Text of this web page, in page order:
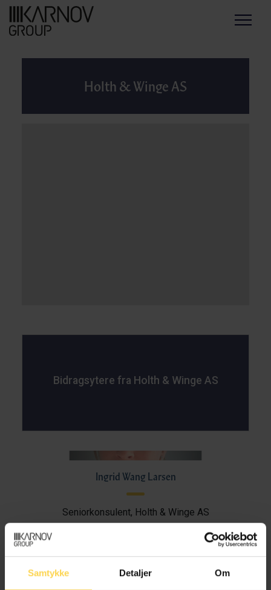
Samtykke Detaljer Om
Menu
Holth & Winge AS
Bidragsytere fra Holth & Winge AS
Ingrid Wang Larsen
Seniorkonsulent, Holth & Winge AS